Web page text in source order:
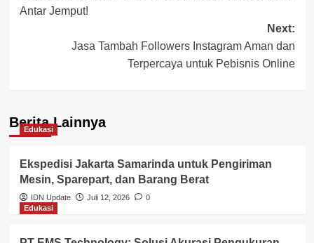
Antar Jemput!
Next:
Jasa Tambah Followers Instagram Aman dan
Terpercaya untuk Pebisnis Online
Berita Lainnya
Edukasi
Ekspedisi Jakarta Samarinda untuk Pengiriman
Mesin, Sparepart, dan Barang Berat
IDN Update Juli 12, 2026
0
Edukasi